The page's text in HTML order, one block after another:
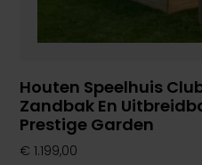
Houten Speelhuis
Zandbak En
Prestige Garden
€ 1.199,00